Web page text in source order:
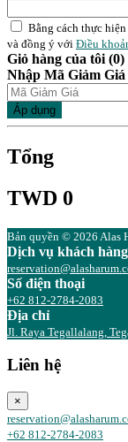
Bằng cách thực
và đồng ý với Điều
Giỏ hàng của tôi (0)
Nhập Mã Giảm Giá
Áp dụng
Tổng
TWD 0
Bản quyền © 2026 Alas
Dịch vụ khách hàng
Số điện thoại
+62 812-2784-2083
Địa chỉ
Jl. Raya Tegallalang,
Liên hệ
×
+62 812-2784-2083